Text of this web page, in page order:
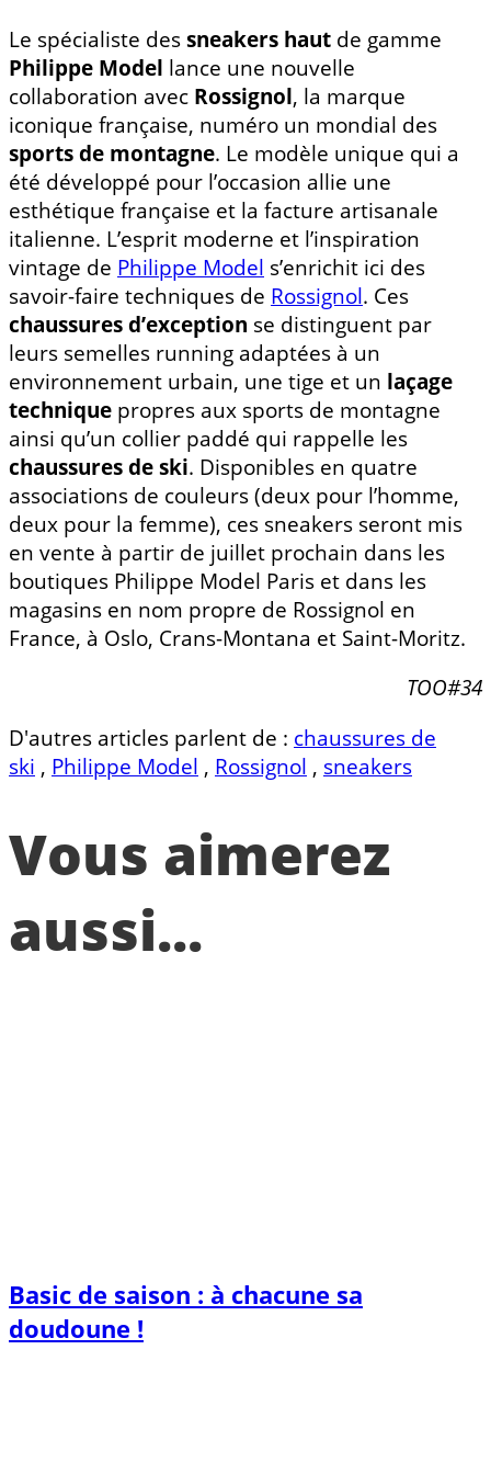
Le spécialiste dessneakers haut de gamme
Philippe Model lance une nouvelle
collaboration avec Rossignol, la marque
iconique française, numéro un mondial des
sports de montagne. Le modèle unique qui a
été développé pour l’occasion allie une
esthétique française et la facture artisanale
italienne. L’esprit moderne et l’inspiration
vintage de Philippe Model s’enrichit ici des
savoir-faire techniques de Rossignol. Ces
chaussures d’exception se distinguent par
leurs semelles running adaptées à un
environnement urbain, une tige et un laçage
technique propres aux sports de montagne
ainsi qu’un collier paddé qui rappelle les
chaussures de ski. Disponibles en quatre
associations de couleurs (deux pour l’homme,
deux pour la femme), ces sneakers seront mis
en vente à partir de juillet prochain dans les
boutiques Philippe Model Paris et dans les
magasins en nom propre de Rossignol en
France, à Oslo, Crans-Montana et Saint-Moritz.
TOO#34
D'autres articles parlent de : chaussures de
ski , Philippe Model , Rossignol , sneakers
Vous aimerez
aussi...
Basic de saison : à chacune sa
doudoune !